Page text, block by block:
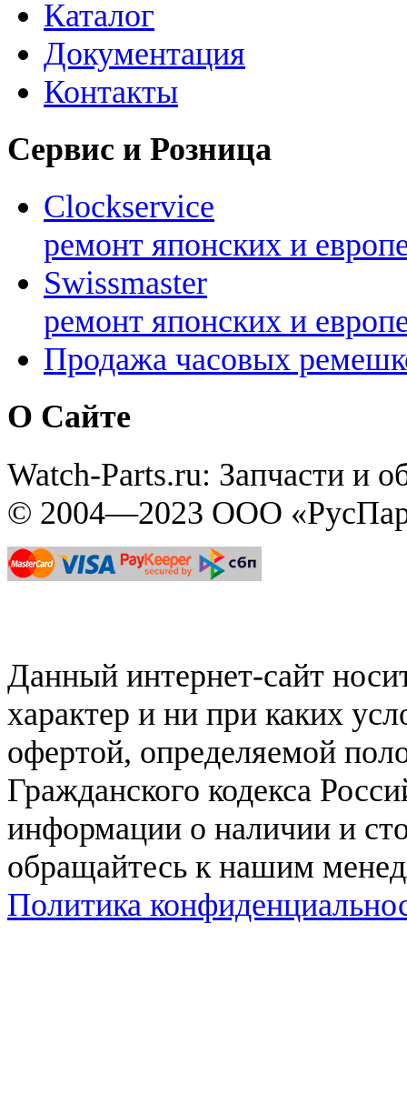
Каталог
Документация
Контакты
Сервис и Розница
Clockservice
ремонт японских и
Swissmaster
ремонт японских и
Продажа часовых
О Сайте
Watch-Parts.ru: Запчасти и
© 2004—2023 ООО
Данный интернет-сайт
характер и ни при каких
офертой, определяемой
Гражданского кодекса
информации о наличии и
обращайтесь к нашим
Политика